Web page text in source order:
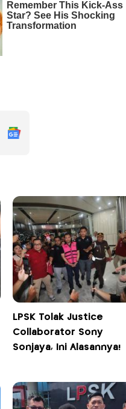
LPSK Tolak Justice
Collaborator Sony
Sonjaya, Ini Alasannya!